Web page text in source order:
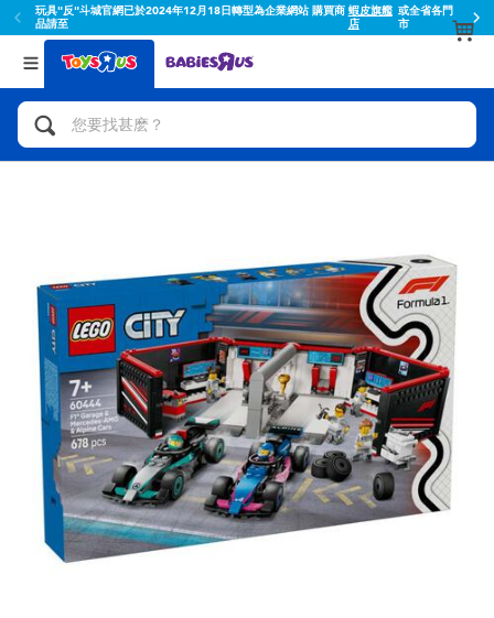
網已於2024年12月18日轉型為企業網站 購買商 蝦皮旗艦 或全省各門
返回
分類目錄
人氣英雄,角色扮演,射擊玩具
玩具車,貨車,火車及遙控系列
手工藝,文具,蠟筆,泥膠,畫板
娃娃, 芭比,收藏公仔
電子玩具
遊戲及拼圖系列
返回
品牌
Toy Story玩具總動員
Fuggler
Miniso名創優品
playpop
LEGO樂高
Barbie芭比